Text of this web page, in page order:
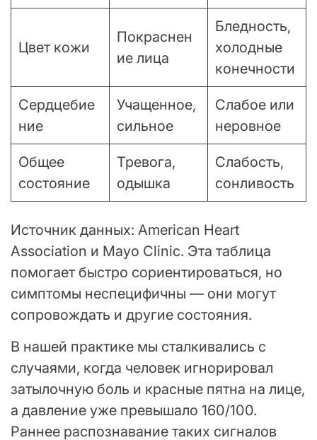
Цвет кожи
Покраснен
ие лица
Бледность,
холодные
конечности
Сердцебие
ние
Учащенное,
сильное
Слабое или
неровное
Общее
состояние
Тревога,
одышка
Слабость,
сонливость
Источник данных: American Heart
Association и Mayo Clinic. Эта таблица
помогает быстро сориентироваться, но
симптомы неспецифичны — они могут
сопровождать и другие состояния.
В нашей практике мы сталкивались с
случаями, когда человек игнорировал
затылочную боль и красные пятна на лице,
а давление уже превышало 160/100.
Раннее распознавание таких сигналов